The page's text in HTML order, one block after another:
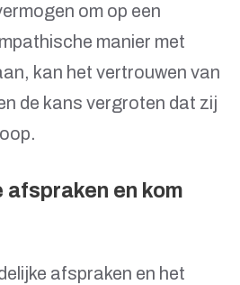
om op een
manier met
kan het vertrouwen van
de kans vergroten dat zij
afspraken en kom
afspraken en het